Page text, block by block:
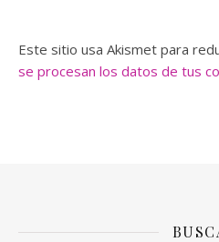
Este sitio usa Akismet para
se procesan los datos de tus